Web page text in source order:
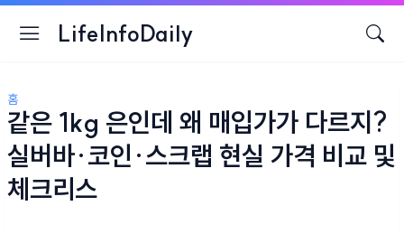
LifeInfoDaily
홈
같은 1kg 은인데 왜 매입가가 다르지?
실버바·코인·스크랩 현실 가격 비교 및
체크리스